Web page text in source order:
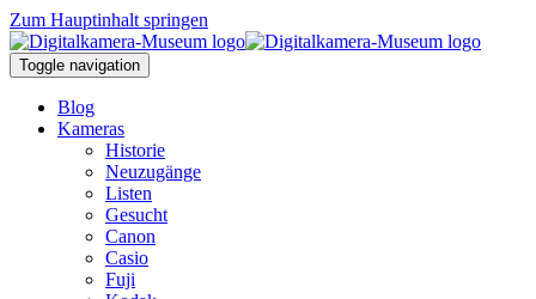
Zum Hauptinhalt springen
Toggle navigation
Blog
Kameras
Historie
Neuzugänge
Listen
Gesucht
Canon
Casio
Fuji